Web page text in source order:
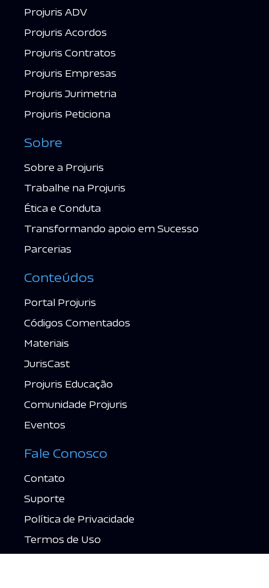
Projuris ADV
Projuris Acordos
Projuris Contratos
Projuris Empresas
Projuris Jurimetria
Projuris Peticiona
Sobre
Sobre a Projuris
Trabalhe na Projuris
Ética e Conduta
Transformando apoio em Sucesso
Parcerias
Conteúdos
Portal Projuris
Códigos Comentados
Materiais
JurisCast
Projuris Educação
Comunidade Projuris
Eventos
Fale Conosco
Contato
Suporte
Política de Privacidade
Termos de Uso